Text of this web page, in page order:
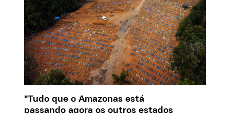
"Tudo que o Amazonas está
passando agora os outros estados